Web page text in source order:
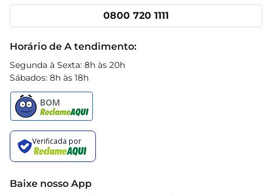
Cencosud Media
0800 720 1111
Horário de A tendimento:
Segunda à Sexta: 8h às 20h
Sábados: 8h às 18h
Baixe nosso App